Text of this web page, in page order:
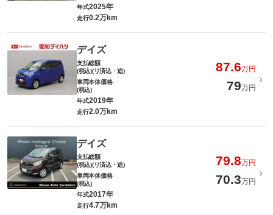
年式2025年
走行0.2万km
デイズ
支払総額
(税込)(リ済込・追)
87.6万円
車両本体価格
(税込)
79万円
年式2019年
走行2.0万km
デイズ
支払総額
(税込)(リ済込・追)
79.8万円
車両本体価格
(税込)
70.3万円
年式2017年
走行4.7万km